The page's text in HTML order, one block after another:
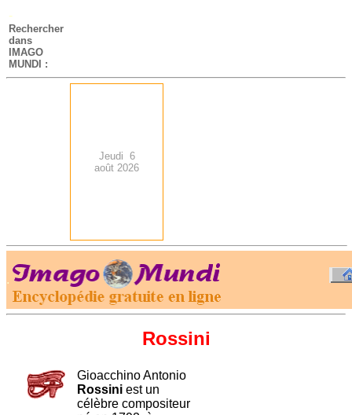
-
Rechercher
dans
IMAGO
MUNDI :
Jeudi 6
août 2026
.
Rossini
Gioacchino Antonio
Rossini est un
célèbre compositeur